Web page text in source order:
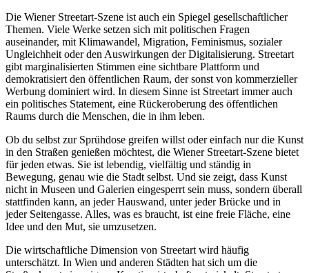
Die Wiener Streetart-Szene ist auch ein Spiegel gesellschaftlicher
Themen. Viele Werke setzen sich mit politischen Fragen
auseinander, mit Klimawandel, Migration, Feminismus, sozialer
Ungleichheit oder den Auswirkungen der Digitalisierung. Streetart
gibt marginalisierten Stimmen eine sichtbare Plattform und
demokratisiert den öffentlichen Raum, der sonst von kommerzieller
Werbung dominiert wird. In diesem Sinne ist Streetart immer auch
ein politisches Statement, eine Rückeroberung des öffentlichen
Raums durch die Menschen, die in ihm leben.
Ob du selbst zur Sprühdose greifen willst oder einfach nur die Kunst
in den Straßen genießen möchtest, die Wiener Streetart-Szene bietet
für jeden etwas. Sie ist lebendig, vielfältig und ständig in
Bewegung, genau wie die Stadt selbst. Und sie zeigt, dass Kunst
nicht in Museen und Galerien eingesperrt sein muss, sondern überall
stattfinden kann, an jeder Hauswand, unter jeder Brücke und in
jeder Seitengasse. Alles, was es braucht, ist eine freie Fläche, eine
Idee und den Mut, sie umzusetzen.
Die wirtschaftliche Dimension von Streetart wird häufig
unterschätzt. In Wien und anderen Städten hat sich um die